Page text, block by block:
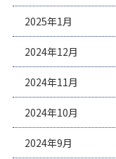
2025年1月
2024年12月
2024年11月
2024年10月
2024年9月